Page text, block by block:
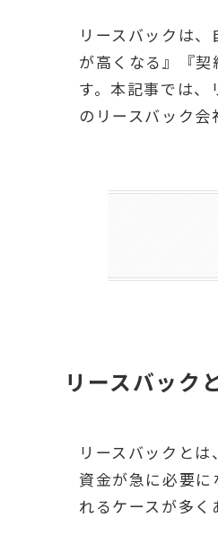
リースバックは
が高くなる』『
す。本記事では
のリースバック会
リースバック
リースバックと
資金が急に必要
れるケースが多く